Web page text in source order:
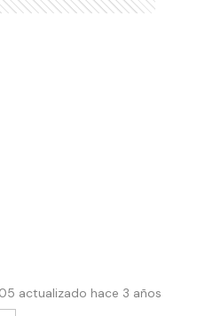
actualizado hace 3 años